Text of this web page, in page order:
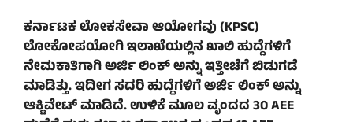
ಕರ್ನಾಟಕ ಲೋಕಸೇವಾ ಆಯೋಗವು (KPSC)
ಲೋಕೋಪಯೋಗಿ ಇಲಾಖೆಯಲ್ಲಿನ ಖಾಲಿ ಹುದ್ದೆಗಳಿಗೆ
ನೇಮಕಾತಿಗಾಗಿ ಅರ್ಜಿ ಲಿಂಕ್‌ ಅನ್ನು ಇತ್ತೀಚೆಗೆ ಬಿಡುಗಡೆ
ಮಾಡಿತ್ತು. ಇದೀಗ ಸದರಿ ಹುದ್ದೆಗಳಿಗೆ ಅರ್ಜಿ ಲಿಂಕ್‌ ಅನ್ನು
ಆಕ್ಟಿವೇಟ್‌ ಮಾಡಿದೆ. ಉಳಿಕೆ ಮೂಲ ವೃಂದದ 30 AEE